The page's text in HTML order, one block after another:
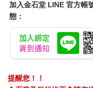
加入金石堂 LINE 官方帳
態：
提醒您！！